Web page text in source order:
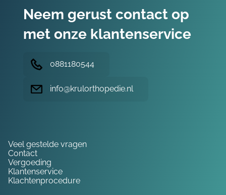
Neem gerust contact op
met onze klantenservice
0881180544
info@krulorthopedie.nl
Veel gestelde vragen
Contact
Vergoeding
Klantenservice
Klachtenprocedure